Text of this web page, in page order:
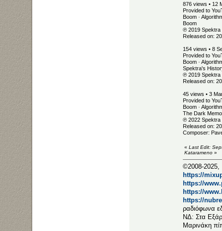
876 views • 12
Provided to
Boom ·
Boom
℗ 2019 Spektra
Released on:
154 views • 8
Provided to
Boom ·
Spektra's
℗ 2019 Spektra
Released on:
45 views • 3
Provided to
Boom ·
The Dark
℗ 2022 Spektra
Released on:
Composer:
« Last Edit:
Katarameno »
©2008-2025,
https://
https://
https://
https://
ραδιόφωνα
ΝΔ: Στα
Μαρινάκη